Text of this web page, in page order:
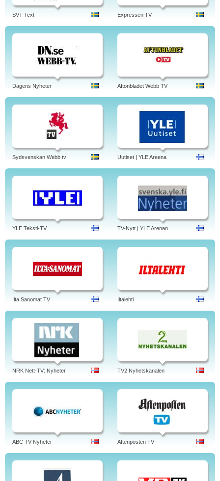
SVT Text Expressen TV
Dagens Nyheter Aftonbladet Webb TV
Sydsvenskan Webb tv Uutiset | YLE Areena
YLE Teksti-TV TV-Nytt | YLE Arenan
Ilta Sanomat TV Iltalehti
NRK Nett-TV: Nyheter TV2 Nyhetskanalen
ABC TV Nyheter Aftenposten TV